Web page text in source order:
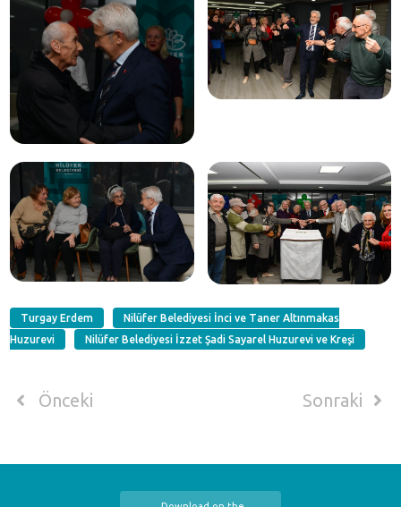
Turgay Erdem
Nilüfer Belediyesi İnci ve Taner Altınmakas
Huzurevi
Nilüfer Belediyesi İzzet Şadi Sayarel Huzurevi ve Kreşi
Önceki Sonraki